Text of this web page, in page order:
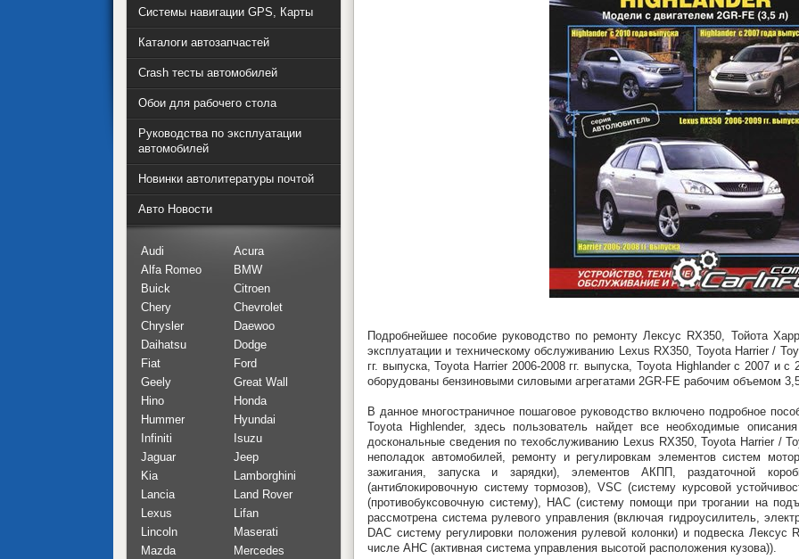
Подробнейшее пособие руководство по ремонту Лексус RX350, Тойота
эксплуатации и техническому обслуживанию Lexus RX350, Toyota Harrier /
гг. выпуска, Toyota Harrier 2006-2008 гг. выпуска, Toyota Highlander с 2007 и
оборудованы бензиновыми силовыми агрегатами 2GR-FE рабочим объемом
В данное многостраничное пошаговое руководство включено подробное
Toyota Highlender, здесь пользователь найдет все необходимые
доскональные сведения по техобслуживанию Lexus RX350, Toyota Harrier /
неполадок автомобилей, ремонту и регулировкам элементов систем
зажигания, запуска и зарядки), элементов АКПП, раздаточной
(антиблокировочную систему тормозов), VSC (систему курсовой
(противобуксовочную систему), HAC (систему помощи при трогании на
рассмотрена система рулевого управления (включая гидроусилитель,
DAC систему регулировки положения рулевой колонки) и подвеска
числе AHC (активная система управления высотой расположения кузова)).
Системы навигации GPS, Карты
Каталоги автозапчастей
Crash тесты автомобилей
Обои для рабочего стола
Руководства по эксплуатации
автомобилей
Новинки автолитературы почтой
Авто Новости
Audi
Acura
Alfa Romeo
BMW
Buick
Citroen
Chery
Chevrolet
Chrysler
Daewoo
Daihatsu
Dodge
Fiat
Ford
Geely
Great Wall
Hino
Honda
Hummer
Hyundai
Infiniti
Isuzu
Jaguar
Jeep
Kia
Lamborghini
Lancia
Land Rover
Lexus
Lifan
Lincoln
Maserati
Mazda
Mercedes